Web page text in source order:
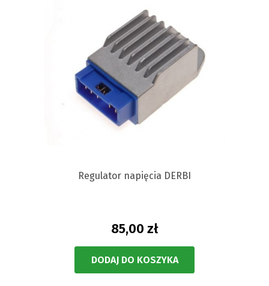
Regulator napięcia DERBI
85,00 zł
DODAJ DO KOSZYKA